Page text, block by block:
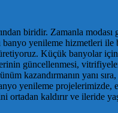
biridir. Zamanla
yenileme hizmetleri
Küçük banyolar
güncellenmesi,
kazandırmanın yanı
yenileme
ortadan kaldırır ve